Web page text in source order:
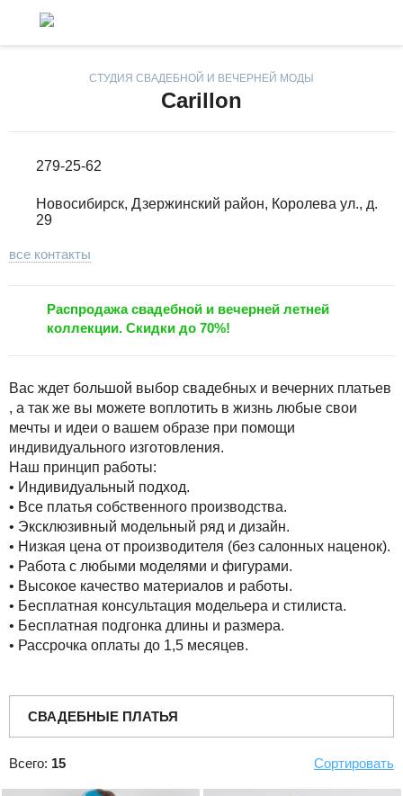
CТУДИЯ СВАДЕБНОЙ И ВЕЧЕРНЕЙ МОДЫ
Carillon
279-25-62
Новосибирск, Дзержинский район, Королева ул., д.
29
все контакты
Распродажа свадебной и вечерней летней
коллекции. Скидки до 70%!
Вас ждет большой выбор свадебных и вечерних платьев
, а так же вы можете воплотить в жизнь любые свои
мечты и идеи о вашем образе при помощи
индивидуального изготовления.
Наш принцип работы:
• Индивидуальный подход.
• Все платья собственного производства.
• Эксклюзивный модельный ряд и дизайн.
• Низкая цена от производителя (без салонных наценок).
• Работа с любыми моделями и фигурами.
• Высокое качество материалов и работы.
• Бесплатная консультация модельера и стилиста.
• Бесплатная подгонка длины и размера.
• Рассрочка оплаты до 1,5 месяцев.
СВАДЕБНЫЕ ПЛАТЬЯ
Всего: 15 Сортировать